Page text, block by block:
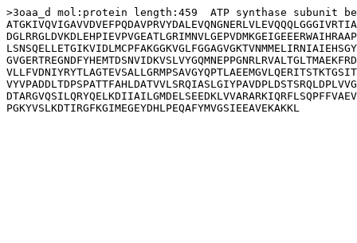
>3oaa_d mol:protein length:459  ATP synthase subunit